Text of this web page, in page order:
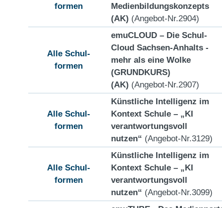
formen
Medienbildungskonzepts
(AK) (Angebot-Nr.2904)
Alle Schul-
formen
emuCLOUD – Die Schul-
Cloud Sachsen-Anhalts -
mehr als eine Wolke
(GRUNDKURS)
(AK) (Angebot-Nr.2907)
Alle Schul-
formen
Künstliche Intelligenz im
Kontext Schule – „KI
verantwortungsvoll
nutzen“ (Angebot-Nr.3129)
Alle Schul-
formen
Künstliche Intelligenz im
Kontext Schule – „KI
verantwortungsvoll
nutzen“ (Angebot-Nr.3099)